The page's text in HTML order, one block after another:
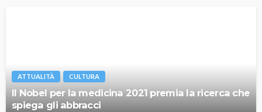
ATTUALITÀ CULTURA
Il Nobel per la medicina 2021 premia la ricerca che
spiega gli abbracci